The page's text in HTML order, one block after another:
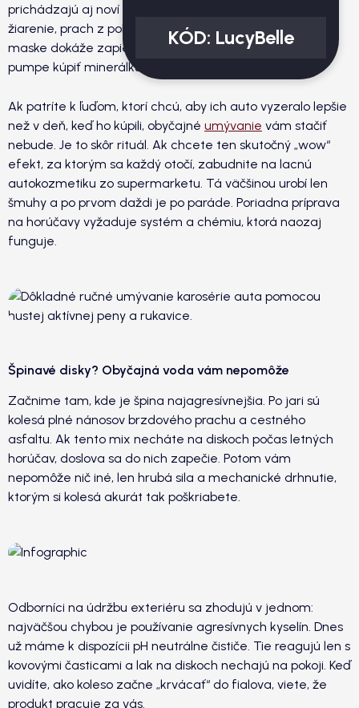
prichádzajú aj noví nepriatelia vášho auta. Silné UV
žiarenie, prach z polí a hlavne hmyz, ktorý sa na prednej
maske dokáže zapiecť rýchlejšie, než si stihnete na
pumpe kúpiť minerálku.
Ak patríte k ľuďom, ktorí chcú, aby ich auto vyzeralo lepšie
než v deň, keď ho kúpili, obyčajné umývanie vám stačiť
nebude. Je to skôr rituál. Ak chcete ten skutočný „wow“
efekt, za ktorým sa každý otočí, zabudnite na lacnú
autokozmetiku zo supermarketu. Tá väčšinou urobí len
šmuhy a po prvom daždi je po paráde. Poriadna príprava
na horúčavy vyžaduje systém a chémiu, ktorá naozaj
funguje.
Špinavé disky? Obyčajná voda vám nepomôže
Začnime tam, kde je špina najagresívnejšia. Po jari sú
kolesá plné nánosov brzdového prachu a cestného
asfaltu. Ak tento mix necháte na diskoch počas letných
horúčav, doslova sa do nich zapečie. Potom vám
nepomôže nič iné, len hrubá sila a mechanické drhnutie,
ktorým si kolesá akurát tak poškriabete.
Odborníci na údržbu exteriéru sa zhodujú v jednom:
najväčšou chybou je používanie agresívnych kyselín. Dnes
už máme k dispozícii pH neutrálne čističe. Tie reagujú len s
kovovými časticami a lak na diskoch nechajú na pokoji. Keď
uvidíte, ako koleso začne „krvácať“ do fialova, viete, že
produkt pracuje za vás.
KÓD: LucyBelle